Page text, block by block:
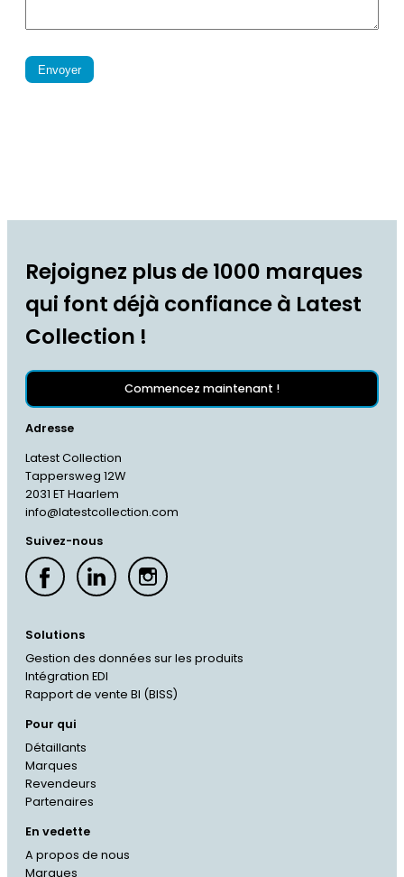
Envoyer
Rejoignez plus de 1000 marques
qui font déjà confiance à Latest
Collection !
Commencez maintenant !
Adresse
Latest Collection
Tappersweg 12W
2031 ET Haarlem
info@latestcollection.com
Suivez-nous
Solutions
Gestion des données sur les produits
Intégration EDI
Rapport de vente BI (BISS)
Pour qui
Détaillants
Marques
Revendeurs
Partenaires
En vedette
A propos de nous
Marques